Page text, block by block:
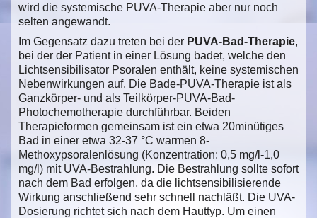
wird die systemische PUVA-Therapie aber nur noch
selten angewandt.
Im Gegensatz dazu treten bei der PUVA-Bad-Therapie,
bei der der Patient in einer Lösung badet, welche den
Lichtsensibilisator Psoralen enthält, keine systemischen
Nebenwirkungen auf. Die Bade-PUVA-Therapie ist als
Ganzkörper- und als Teilkörper-PUVA-Bad-
Photochemotherapie durchführbar. Beiden
Therapieformen gemeinsam ist ein etwa 20minütiges
Bad in einer etwa 32-37 °C warmen 8-
Methoxypsoralenlösung (Konzentration: 0,5 mg/l-1,0
mg/l) mit UVA-Bestrahlung. Die Bestrahlung sollte sofort
nach dem Bad erfolgen, da die lichtsensibilisierende
Wirkung anschließend sehr schnell nachläßt. Die UVA-
Dosierung richtet sich nach dem Hauttyp. Um einen